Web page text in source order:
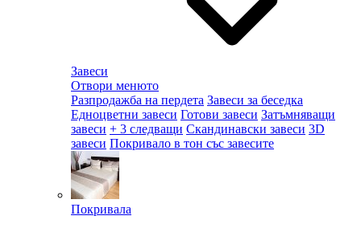
Завеси
Отвори менюто
Разпродажба на пердета Завеси за беседка
Едноцветни завеси Готови завеси Затъмняващи
завеси + 3 следващи Скандинавски завеси 3D
завеси Покривало в тон със завесите
Покривала